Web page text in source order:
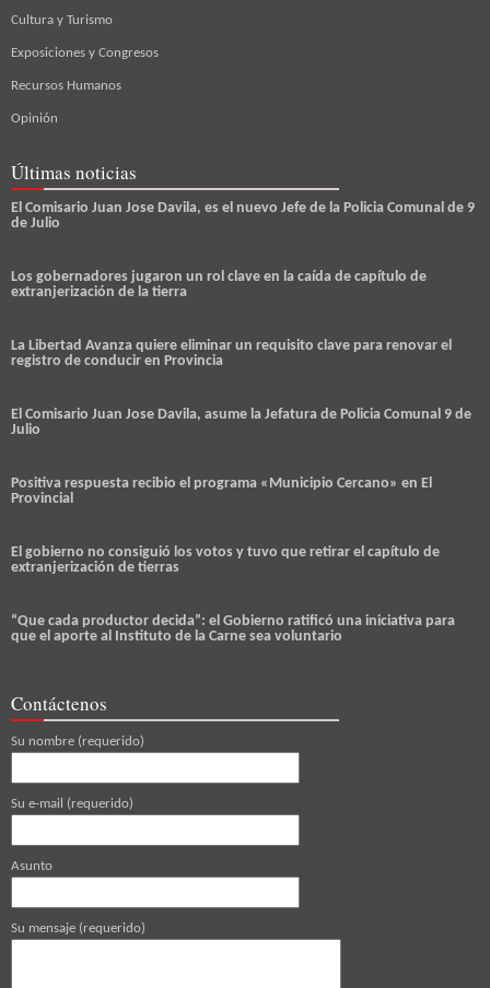
Cultura y Turismo
Exposiciones y Congresos
Recursos Humanos
Opinión
Últimas noticias
El Comisario Juan Jose Davila, es el nuevo Jefe de la Policia Comunal de 9
de Julio
Los gobernadores jugaron un rol clave en la caída de capítulo de
extranjerización de la tierra
La Libertad Avanza quiere eliminar un requisito clave para renovar el
registro de conducir en Provincia
El Comisario Juan Jose Davila, asume la Jefatura de Policia Comunal 9 de
Julio
Positiva respuesta recibio el programa «Municipio Cercano» en El
Provincial
El gobierno no consiguió los votos y tuvo que retirar el capítulo de
extranjerización de tierras
“Que cada productor decida”: el Gobierno ratificó una iniciativa para
que el aporte al Instituto de la Carne sea voluntario
Contáctenos
Su nombre (requerido)
Su e-mail (requerido)
Asunto
Su mensaje (requerido)